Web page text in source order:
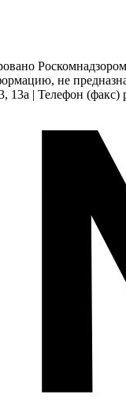
не
13а | Телефон (факс)